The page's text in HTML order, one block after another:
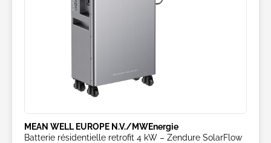
MEAN WELL EUROPE N.V./MWEnergie
Batterie résidentielle retrofit 4 kW – Zendure SolarFlow